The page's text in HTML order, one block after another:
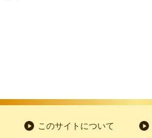
このサイトについて